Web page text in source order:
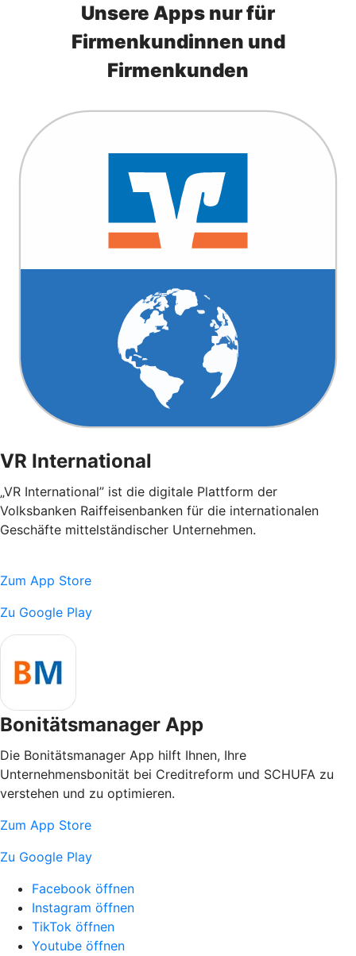
Unsere Apps nur für
Firmenkundinnen und
Firmenkunden
VR International
„VR International” ist die digitale Plattform der
Volksbanken Raiffeisenbanken für die internationalen
Geschäfte mittelständischer Unternehmen.
Zum App Store
Zu Google Play
Bonitätsmanager App
Die Bonitätsmanager App hilft Ihnen, Ihre
Unternehmensbonität bei Creditreform und SCHUFA zu
verstehen und zu optimieren.
Zum App Store
Zu Google Play
Facebook öffnen
Instagram öffnen
TikTok öffnen
Youtube öffnen